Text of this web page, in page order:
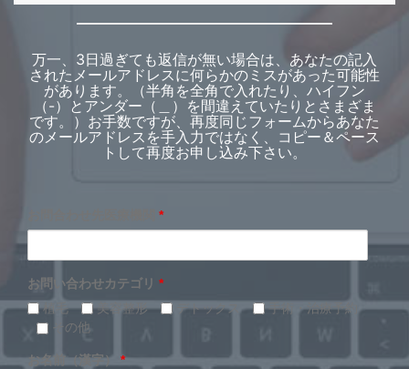
万一、3日過ぎても返信が無い場合は、あなたの記入
されたメールアドレスに何らかのミスがあった可能性
があります。（半角を全角で入れたり、ハイフン
（-）とアンダー（＿）を間違えていたりとさまざま
です。）お手数ですが、再度同じフォームからあなた
のメールアドレスを手入力ではなく、コピー＆ペース
トして再度お申し込み下さい。
*
お問い合わせカテゴリ *
植毛
美容整形 デトックス
手術・治療予約
その他
お名前（漢字） *